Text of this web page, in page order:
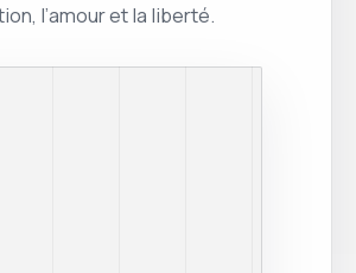
l’amour et la liberté.